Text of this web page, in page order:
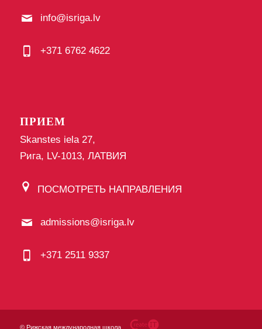
info@isriga.lv
+371 6762 4622
ПРИЕМ
Skanstes iela 27,
Рига, LV-1013, ЛАТВИЯ
ПОСМОТРЕТЬ НАПРАВЛЕНИЯ
admissions@isriga.lv
+371 2511 9337
©Рижская международная школа